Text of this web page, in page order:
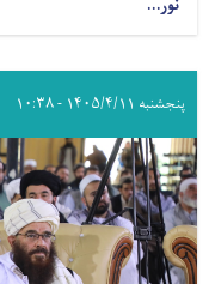
پنجشنبه ۱۴۰۵/۴/۱۱ - ۱۰:۳۸